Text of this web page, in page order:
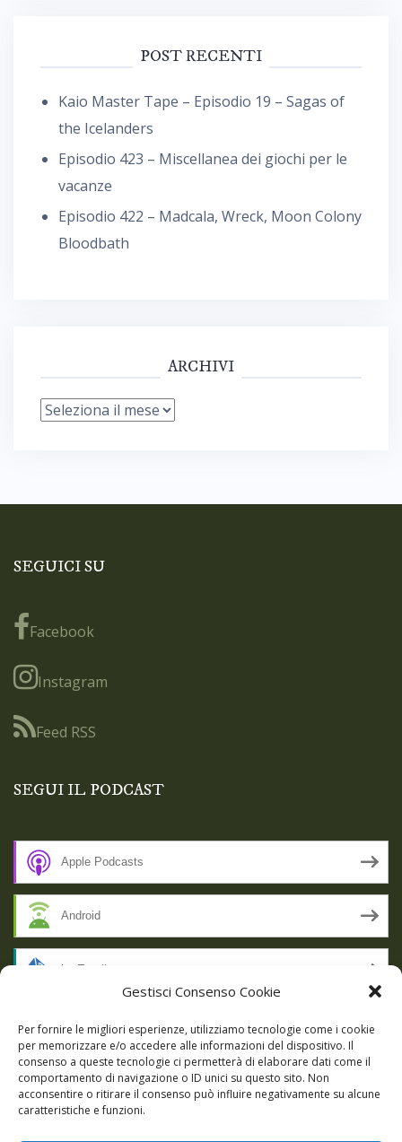
Gestisci Consenso Cookie
Per fornire le migliori esperienze, utilizziamo tecnologie come i cookie
per memorizzare e/o accedere alle informazioni del dispositivo. Il
consenso a queste tecnologie ci permetterà di elaborare dati come il
comportamento di navigazione o ID unici su questo sito. Non
acconsentire o ritirare il consenso può influire negativamente su alcune
caratteristiche e funzioni.
POST RECENTI
Kaio Master Tape – Episodio 19 – Sagas of
the Icelanders
Episodio 423 – Miscellanea dei giochi per le
vacanze
Episodio 422 – Madcala, Wreck, Moon Colony
Bloodbath
ARCHIVI
Archivi
SEGUICI SU
Facebook
Instagram
Feed RSS
SEGUI IL PODCAST
Apple Podcasts
Android
by Email
RSS
SSL SECURE